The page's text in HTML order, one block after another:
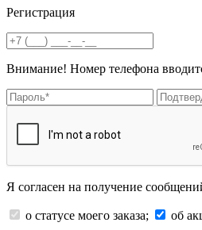
Регистрация
Внимание! Номер телефона
Я согласен на получение
о статусе моего заказа; об